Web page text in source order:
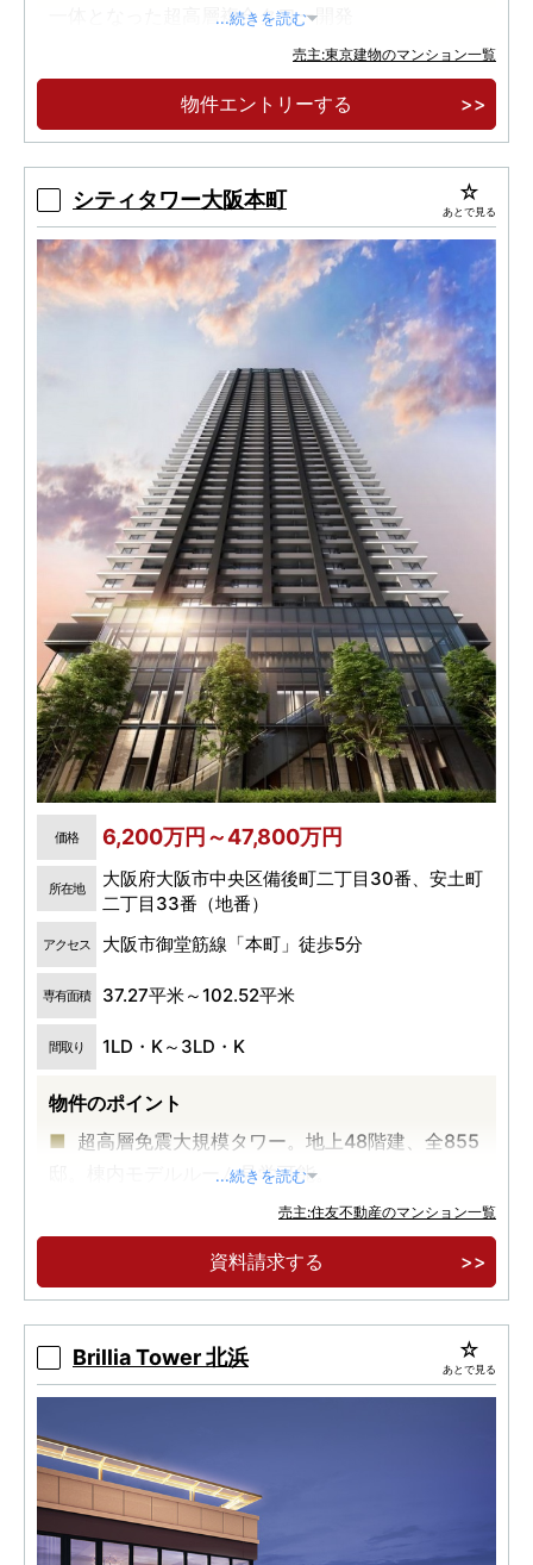
一体となった超高層複合タワー開発
...続きを読む
売主:東京建物のマンション一覧
物件エントリーする
シティタワー大阪本町 あとで見る
価格 6,200万円～47,800万円
所在地
大阪府大阪市中央区備後町二丁目30番、安土町
二丁目33番（地番）
アクセス 大阪市御堂筋線「本町」徒歩5分
専有面積 37.27平米～102.52平米
間取り 1LD・K～3LD・K
物件のポイント
超高層免震大規模タワー。地上48階建、全855
邸。棟内モデルルーム見学可能。
御堂筋線「本町」駅徒歩5分、堺筋線「堺筋本
町」駅徒歩3分(大阪メトロ)
...続きを読む
売主:住友不動産のマンション一覧
資料請求する
Brillia Tower 北浜 あとで見る